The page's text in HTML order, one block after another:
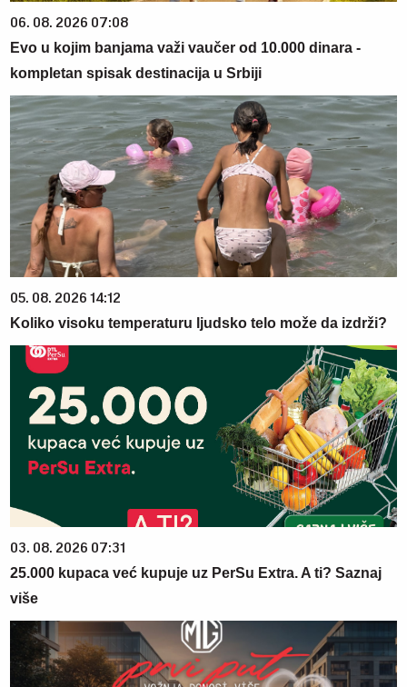
06. 08. 2026 07:08
Evo u kojim banjama važi vaučer od 10.000 dinara -
kompletan spisak destinacija u Srbiji
05. 08. 2026 14:12
Koliko visoku temperaturu ljudsko telo može da izdrži?
03. 08. 2026 07:31
25.000 kupaca već kupuje uz PerSu Extra. A ti? Saznaj
više